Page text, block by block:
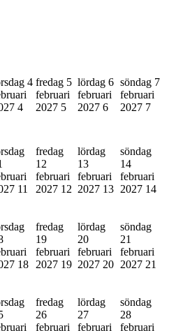
4
4
fredag 5
februari
2027 5
lördag 6
februari
2027 6
söndag 7
februari
2027 7
11
fredag
12
februari
2027 12
lördag
13
februari
2027 13
söndag
14
februari
2027 14
18
fredag
19
februari
2027 19
lördag
20
februari
2027 20
söndag
21
februari
2027 21
fredag
26
februari
lördag
27
februari
söndag
28
februari